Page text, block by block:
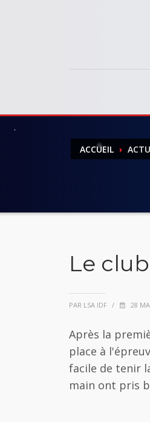
ACCUEIL
Le
PAR LSA IDF / 28
Après la
place à
facile de tenir
main ont pris